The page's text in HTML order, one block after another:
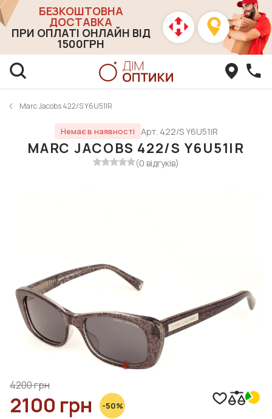
БЕЗКОШТОВНА
ДОСТАВКА
ПРИ ОПЛАТІ ОНЛАЙН ВІД
1500ГРН
Marc Jacobs 422/S Y6U51IR
Немає в наявності Арт. 422/S Y6U51IR
MARC JACOBS 422/S Y6U51IR
(0 відгуків)
4200 грн
2100 грн -50%